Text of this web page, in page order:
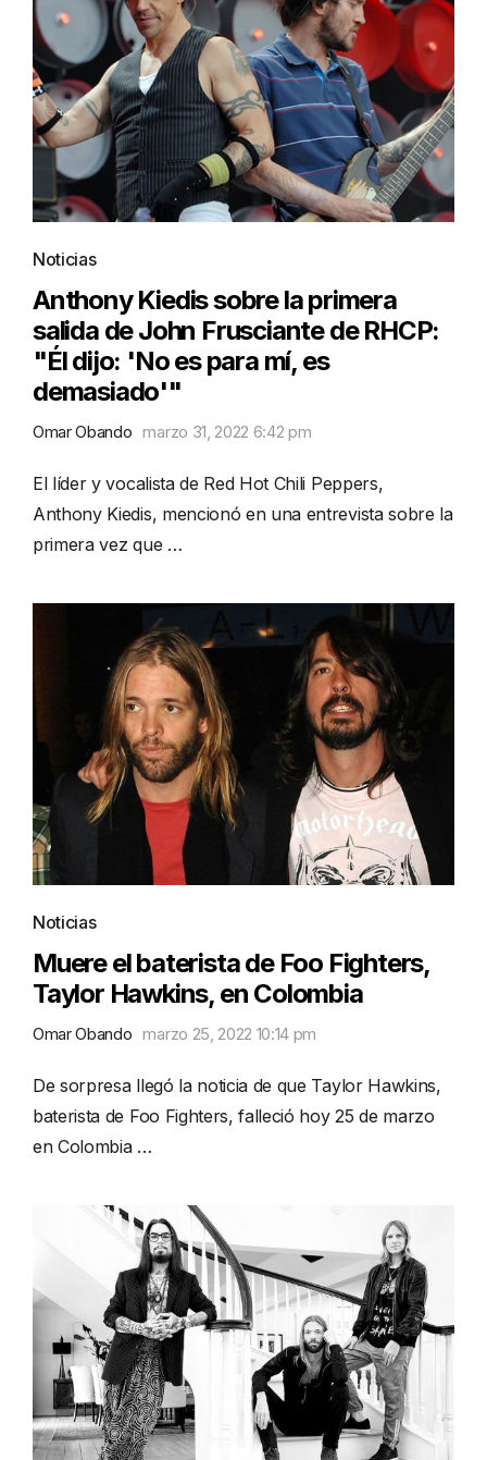
Noticias
Anthony Kiedis sobre la primera
salida de John Frusciante de RHCP:
"Él dijo: 'No es para mí, es
demasiado'"
Omar Obando marzo 31, 2022 6:42 pm
El líder y vocalista de Red Hot Chili Peppers,
Anthony Kiedis, mencionó en una entrevista sobre la
primera vez que …
Noticias
Muere el baterista de Foo Fighters,
Taylor Hawkins, en Colombia
Omar Obando marzo 25, 2022 10:14 pm
De sorpresa llegó la noticia de que Taylor Hawkins,
baterista de Foo Fighters, falleció hoy 25 de marzo
en Colombia …